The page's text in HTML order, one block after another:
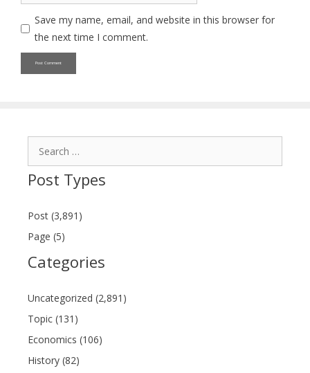
Save my name, email, and website in this browser for
the next time I comment.
Post Types
Post (3,891)
Page (5)
Categories
Uncategorized (2,891)
Topic (131)
Economics (106)
History (82)